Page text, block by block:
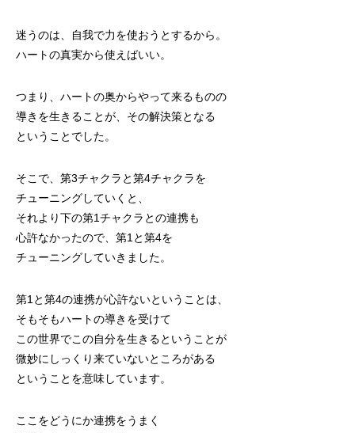
迷うのは、自我で力を使おうとするから。
ハートの真実から使えばいい。
つまり、ハートの奥からやって来るものの
導きを生きることが、その解決策となる
ということでした。
そこで、第3チャクラと第4チャクラを
チューニングしていくと、
それより下の第1チャクラとの連携も
心許なかったので、第1と第4を
チューニングしていきました。
第1と第4の連携が心許ないということは、
そもそもハートの導きを受けて
この世界でこの自分を生きるということが
微妙にしっくり来ていないところがある
ということを意味しています。
ここをどうにか連携をうまく